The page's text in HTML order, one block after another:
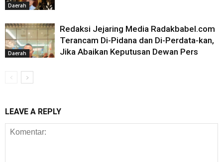
Daerah
Daerah
Redaksi Jejaring Media Radakbabel.com
Terancam Di-Pidana dan Di-Perdata-kan,
Jika Abaikan Keputusan Dewan Pers
LEAVE A REPLY